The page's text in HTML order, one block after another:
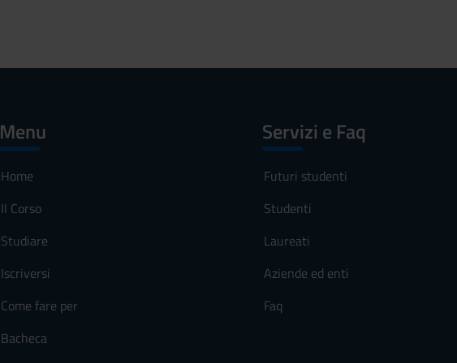
Menu
Home
Il Corso
Studiare
Iscriversi
Come fare per
Bacheca
Servizi e Faq
Futuri studenti
Studenti
Laureati
Aziende ed enti
Faq